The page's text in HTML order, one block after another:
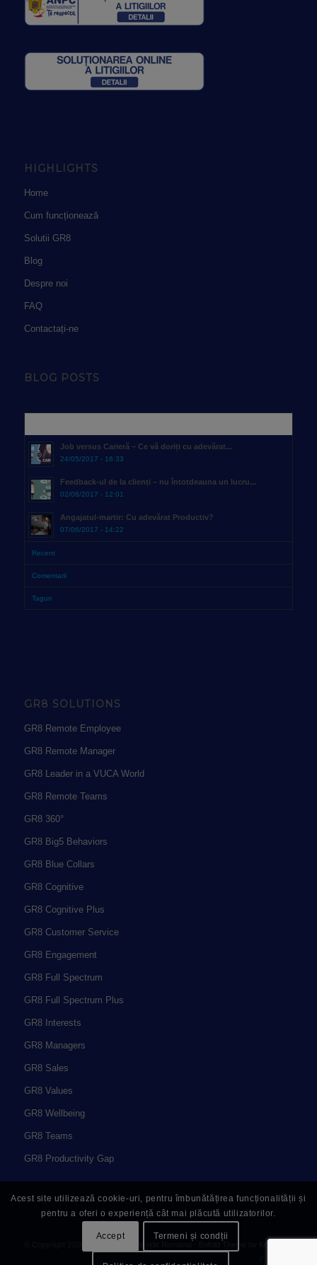
HIGHLIGHTS
Home
Cum funcționează
Solutii GR8
Blog
Despre noi
FAQ
Contactați-ne
BLOG POSTS
Job versus Carieră – Ce vă doriți cu adevărat...
24/05/2017 - 16:33
Feedback-ul de la clienți – nu întotdeauna un lucru...
02/06/2017 - 12:01
Angajatul-martir: Cu adevărat Productiv?
07/06/2017 - 14:22
Recent
Comentarii
Taguri
GR8 SOLUTIONS
GR8 Remote Employee
GR8 Remote Manager
GR8 Leader in a VUCA World
GR8 Remote Teams
GR8 360°
GR8 Big5 Behaviors
GR8 Blue Collars
GR8 Cognitive
GR8 Cognitive Plus
GR8 Customer Service
GR8 Engagement
GR8 Full Spectrum
GR8 Full Spectrum Plus
GR8 Interests
GR8 Managers
GR8 Sales
GR8 Values
GR8 Wellbeing
GR8 Teams
GR8 Productivity Gap
Acest site utilizează cookie-uri, pentru îmbunătățirea funcționalității și
pentru a oferi o experiență cât mai plăcută utilizatorilor.
Accept Termeni și condții